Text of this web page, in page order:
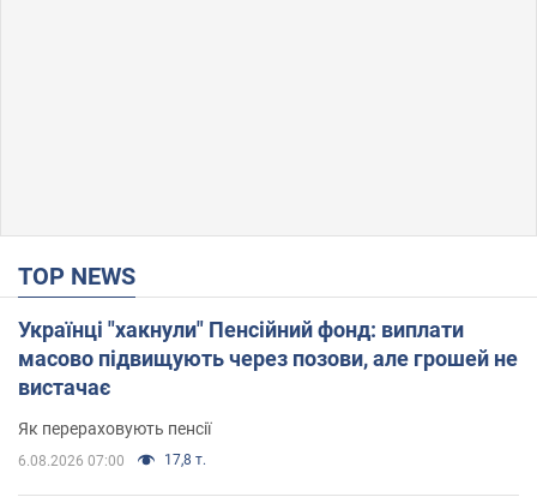
TOP NEWS
Українці "хакнули" Пенсійний фонд: виплати
масово підвищують через позови, але грошей не
вистачає
Як перераховують пенсії
6.08.2026 07:00 17,8 т.